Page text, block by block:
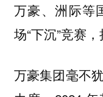
万豪、洲际等
场“下沉”竞赛
万豪集团毫不